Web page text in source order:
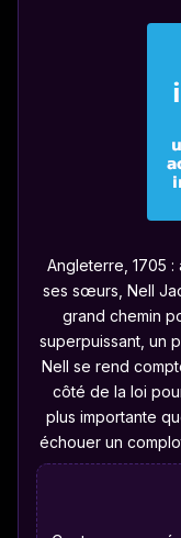
Angleterre, 1705
ses sœurs, Nell
grand chemin
superpuissant, un
Nell se rend
côté de la loi
plus importante
échouer un